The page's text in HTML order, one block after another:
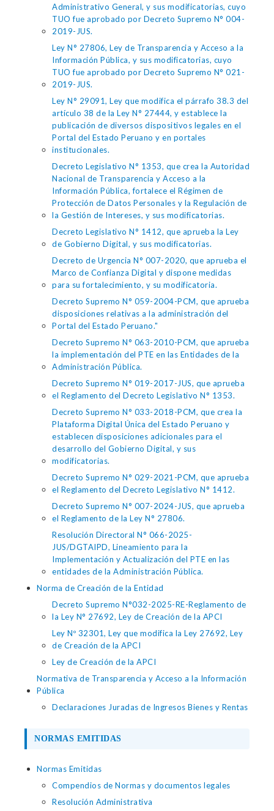
Administrativo General, y sus modificatorias, cuyo
TUO fue aprobado por Decreto Supremo N° 004-
2019-JUS.
Ley N° 27806, Ley de Transparencia y Acceso a la
Información Pública, y sus modificatorias, cuyo
TUO fue aprobado por Decreto Supremo N° 021-
2019-JUS.
Ley N° 29091, Ley que modifica el párrafo 38.3 del
artículo 38 de la Ley N° 27444, y establece la
publicación de diversos dispositivos legales en el
Portal del Estado Peruano y en portales
institucionales.
Decreto Legislativo N° 1353, que crea la Autoridad
Nacional de Transparencia y Acceso a la
Información Pública, fortalece el Régimen de
Protección de Datos Personales y la Regulación de
la Gestión de Intereses, y sus modificatorias.
Decreto Legislativo N° 1412, que aprueba la Ley
de Gobierno Digital, y sus modificatorias.
Decreto de Urgencia N° 007-2020, que aprueba el
Marco de Confianza Digital y dispone medidas
para su fortalecimiento, y su modificatoria.
Decreto Supremo N° 059-2004-PCM, que aprueba
disposiciones relativas a la administración del
Portal del Estado Peruano."
Decreto Supremo N° 063-2010-PCM, que aprueba
la implementación del PTE en las Entidades de la
Administración Pública.
Decreto Supremo N° 019-2017-JUS, que aprueba
el Reglamento del Decreto Legislativo N° 1353.
Decreto Supremo N° 033-2018-PCM, que crea la
Plataforma Digital Única del Estado Peruano y
establecen disposiciones adicionales para el
desarrollo del Gobierno Digital, y sus
modificatorias.
Decreto Supremo N° 029-2021-PCM, que aprueba
el Reglamento del Decreto Legislativo N° 1412.
Decreto Supremo N° 007-2024-JUS, que aprueba
el Reglamento de la Ley N° 27806.
Resolución Directoral N° 066-2025-
JUS/DGTAIPD, Lineamiento para la
Implementación y Actualización del PTE en las
entidades de la Administración Pública.
Norma de Creación de la Entidad
Decreto Supremo N°032-2025-RE-Reglamento de
la Ley N° 27692, Ley de Creación de la APCI
Ley Nº 32301, Ley que modifica la Ley 27692, Ley
de Creación de la APCI
Ley de Creación de la APCI
Normativa de Transparencia y Acceso a la Información
Pública
Declaraciones Juradas de Ingresos Bienes y Rentas
NORMAS EMITIDAS
Normas Emitidas
Compendios de Normas y documentos legales
Resolución Administrativa